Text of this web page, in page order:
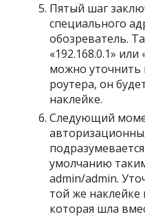
Пятый шаг
специального
обозреватель.
«192.168.0.1» или
можно уточнить
роутера, он
наклейке.
Следующий
умолчанию
admin/admin.
той же
которая шла